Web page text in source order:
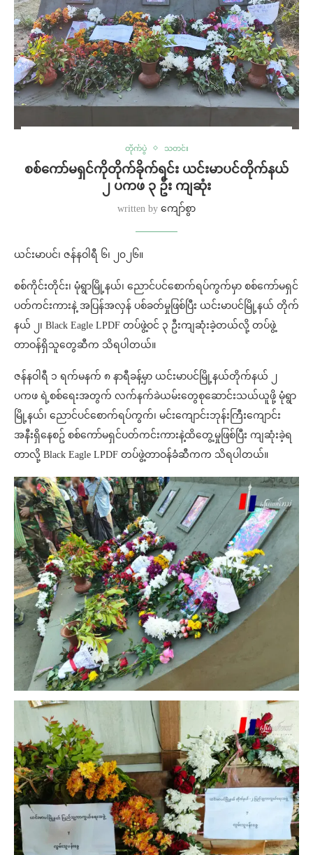
တိုက်ပွဲ သတင်း
စစ်ကော်မရှင်ကိုတိုက်ခိုက်ရင်း ယင်းမာပင်တိုက်နယ်
၂ ပကဖ ၃ ဦး ကျဆုံး
written by ကျော်စွာ
ယင်းမာပင်၊ ဇန်နဝါရီ ၆၊ ၂၀၂၆။
စစ်ကိုင်းတိုင်း၊ မုံရွာမြို့နယ်၊ ညောင်ပင်စောက်ရပ်ကွက်မှာ စစ်ကော်မရှင်
ပတ်ကင်းကားနဲ့ အပြန်အလှန် ပစ်ခတ်မှုဖြစ်ပြီး ယင်းမာပင်မြို့နယ် တိုက်
နယ် ၂၊ Black Eagle LPDF တပ်ဖွဲ့ဝင် ၃ ဦးကျဆုံးခဲ့တယ်လို့ တပ်ဖွဲ့
တာဝန်ရှိသူတွေဆီက သိရပါတယ်။
ဇန်နဝါရီ ၁ ရက်မနက် ၈ နာရီခန့်မှာ ယင်းမာပင်မြို့နယ်တိုက်နယ် ၂
ပကဖ ရဲ့စစ်ရေးအတွက် လက်နက်ခဲယမ်းတွေစုဆောင်းသယ်ယူဖို့ မုံရွာ
မြို့နယ်၊ ညောင်ပင်စောက်ရပ်ကွက်၊ မင်းကျောင်းဘုန်းကြီးကျောင်း
အနီးရှိနေစဥ် စစ်ကော်မရှင်ပတ်ကင်းကားနဲ့ထိတွေ့မှုဖြစ်ပြီး ကျဆုံးခဲ့ရ
တာလို့ Black Eagle LPDF တပ်ဖွဲ့တာဝန်ခံဆီကက သိရပါတယ်။